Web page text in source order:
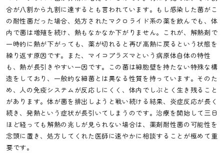
合が八割から九割に達するとも言われています。もし感染した菌がこ
の耐性菌だった場合、処方されたマクロライド系の薬を飲んでも、体
内で菌は増殖を続け、熱もなかなか下がりません。これが、解熱剤で
一時的に熱が下がっても、薬が切れると再び高熱に戻るという状態を
繰り返す原因です。また、マイコプラズマという病原体自体の特性
も、熱が長引きやすい一因です。この菌は細胞壁を持たない特殊な構
造をしており、一般的な細菌とは異なる性質を持っています。そのた
め、人の免疫システムが反応しにくく、体内でしぶとく生き残ること
があります。体が菌を排出しようと戦い続ける結果、炎症反応が長く
続き、発熱という症状が長引いてしまうのです。治療を開始して三日
ほど経っても解熱の兆しが見られない場合は、薬剤耐性菌の可能性を
念頭に置き、処方してくれた医師に速やかに相談することが極めて重
要です。